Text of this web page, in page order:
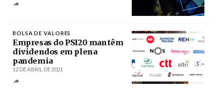
BOLSA DE VALORES
Empresas do PSI20 mantêm
dividendos em plena
pandemia
12 DE ABRIL DE 2021